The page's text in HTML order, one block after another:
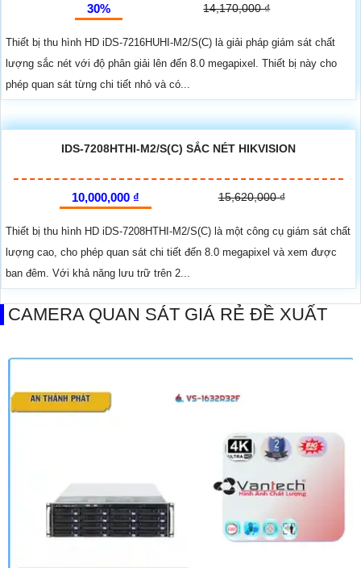
30% 14,170,000 ₫
Thiết bị thu hình HD iDS-7216HUHI-M2/S(C) là giải pháp giám sát chất
lượng sắc nét với độ phân giải lên đến 8.0 megapixel. Thiết bị này cho
phép quan sát từng chi tiết nhỏ và có...
IDS-7208HTHI-M2/S(C) SẮC NÉT HIKVISION
10,000,000 ₫ 15,620,000 ₫
Thiết bị thu hình HD iDS-7208HTHI-M2/S(C) là một công cụ giám sát chất
lượng cao, cho phép quan sát chi tiết đến 8.0 megapixel và xem được
ban đêm. Với khả năng lưu trữ trên 2...
CAMERA QUAN SÁT GIÁ RẺ ĐỀ XUẤT